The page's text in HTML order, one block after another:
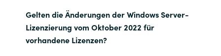
Gelten die Änderungen der Windows Server-
Lizenzierung vom Oktober 2022 für
vorhandene Lizenzen?